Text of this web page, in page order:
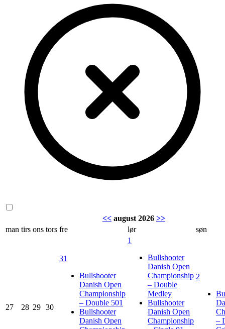
<< august 2026 >>
man tirs ons tors fre lør søn
27 28 29 30
31
Bullshooter
Danish Open
Championship
– Double 501
Bullshooter
Danish Open
1
Bullshooter
Danish Open
Championship
– Double
Medley
Bullshooter
Danish Open
Championship
2
–